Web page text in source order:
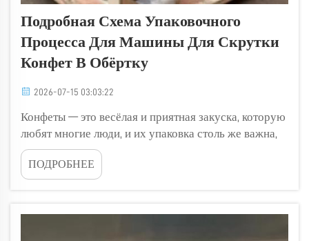
Подробная Схема Упаковочного
Процесса Для Машины Для Скрутки
Конфет В Обёртку
2026-07-15 03:03:22
Конфеты — это весёлая и приятная закуска, которую
любят многие люди, и их упаковка столь же важна,
как и сами конфеты. Машина для скручивания
обёртки конфет — это специальное устройство,
которое помогает аккуратно и плотно упаковывать
привлекательными при...
ПОДРОБНЕЕ